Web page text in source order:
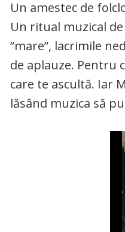
Un amestec de
Un ritual muzical
”mare”, lacrimile
de aplauze. Pentru
care te ascultă. Iar
lăsând muzica să